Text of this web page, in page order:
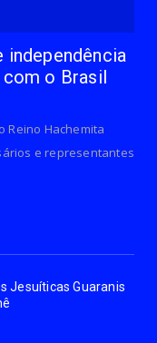
independência
o Brasil
Reino Hachemita
e representantes
Jesuíticas Guaranis